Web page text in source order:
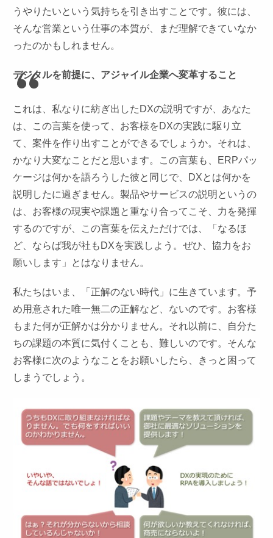
うやりたいという気持ちを引き出すことです。彼には、
そんな営業という仕事の本質が、まだ理解できていなか
ったのかもしれません。
デジタルを前提に、アジャイル企業へ変革すること
これは、私なりに紡ぎ出したDXの説明ですが、あなた
は、この言葉を使って、お客様をDXの実践に駆り立
て、案件を作り出すことができるでしょうか。それは、
かなり大変なことだと思います。この言葉も、ERPパッ
ケージは何かを語ろうした彼と同じで、DXとは何かを
説明したに過ぎません。製品やサービスの説明というの
は、お客様の現実や課題と重なり合ってこそ、力を発揮
するのですが、この言葉を伝えただけでは、「なるほ
ど、ならば我が社もDXを実践しよう。ぜひ、協力をお
願いします」とはなりません。
私たちはいま、「正解のない時代」に生きています。予
め用意された唯一無二の正解など、ないのです。お客様
もまた何が正解かは分かりません。それ以前に、自分た
ちの課題の本質に気付くことも、難しいのです。そんな
お客様に次のようなことをお願いしたら、きっと困って
しまうでしょう。